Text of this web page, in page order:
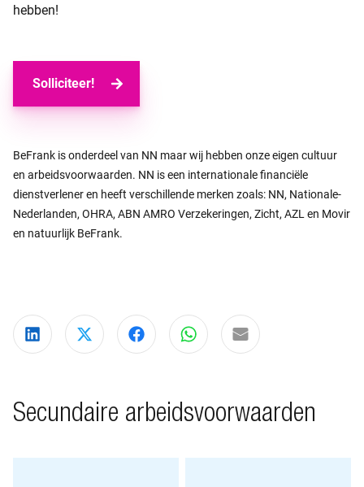
hebben!
Solliciteer!
BeFrank is onderdeel van NN maar wij hebben onze eigen cultuur
en arbeidsvoorwaarden. NN is een internationale financiële
dienstverlener en heeft verschillende merken zoals: NN, Nationale-
Nederlanden, OHRA, ABN AMRO Verzekeringen, Zicht, AZL en Movir
en natuurlijk BeFrank.
Deel via LinkedIn
Deel via XDeel via Facebook
Deel via WhatsApp
Delen via e-mail
Secundaire arbeidsvoorwaarden